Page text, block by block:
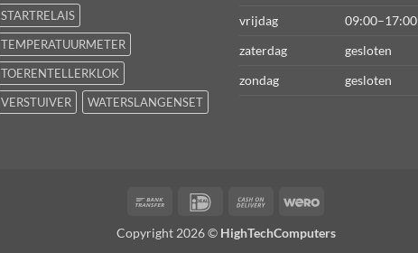
STARTRELAIS
TEMPERATUURMETER
TOERENTELLERKLOK
VERSTUIVER
WATERSLANGENSET
vrijdag
09:00–17:00
zaterdag
gesloten
zondag
gesloten
Bank
IDeal
Cash
Delivery
Wero
Copyright 2026 © HighTechComputers